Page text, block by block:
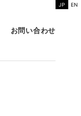
お問い合わせ
JP EN